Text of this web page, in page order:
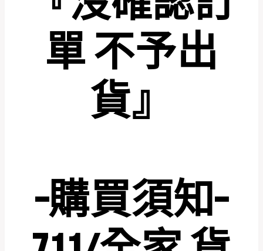
單 不予出
貨』
–購買須知–